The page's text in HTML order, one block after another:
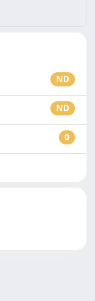
ND
ND
0